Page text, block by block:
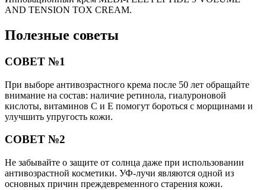
AND TENSION TOX CREAM.
Полезные советы
СОВЕТ №1
При выборе антивозрастного крема после 50 лет обращайте
внимание на состав: наличие ретинола, гиалуроновой
кислоты, витаминов С и Е помогут бороться с морщинами и
улучшить упругость кожи.
СОВЕТ №2
Не забывайте о защите от солнца даже при использовании
антивозрастной косметики. УФ-лучи являются одной из
основных причин преждевременного старения кожи.